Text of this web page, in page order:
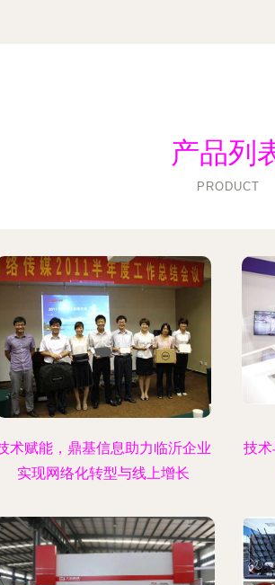
产品列
PRODUCT
术赋能，鼎基信息助力临沂企业
实现网络化转型与线上增长
技